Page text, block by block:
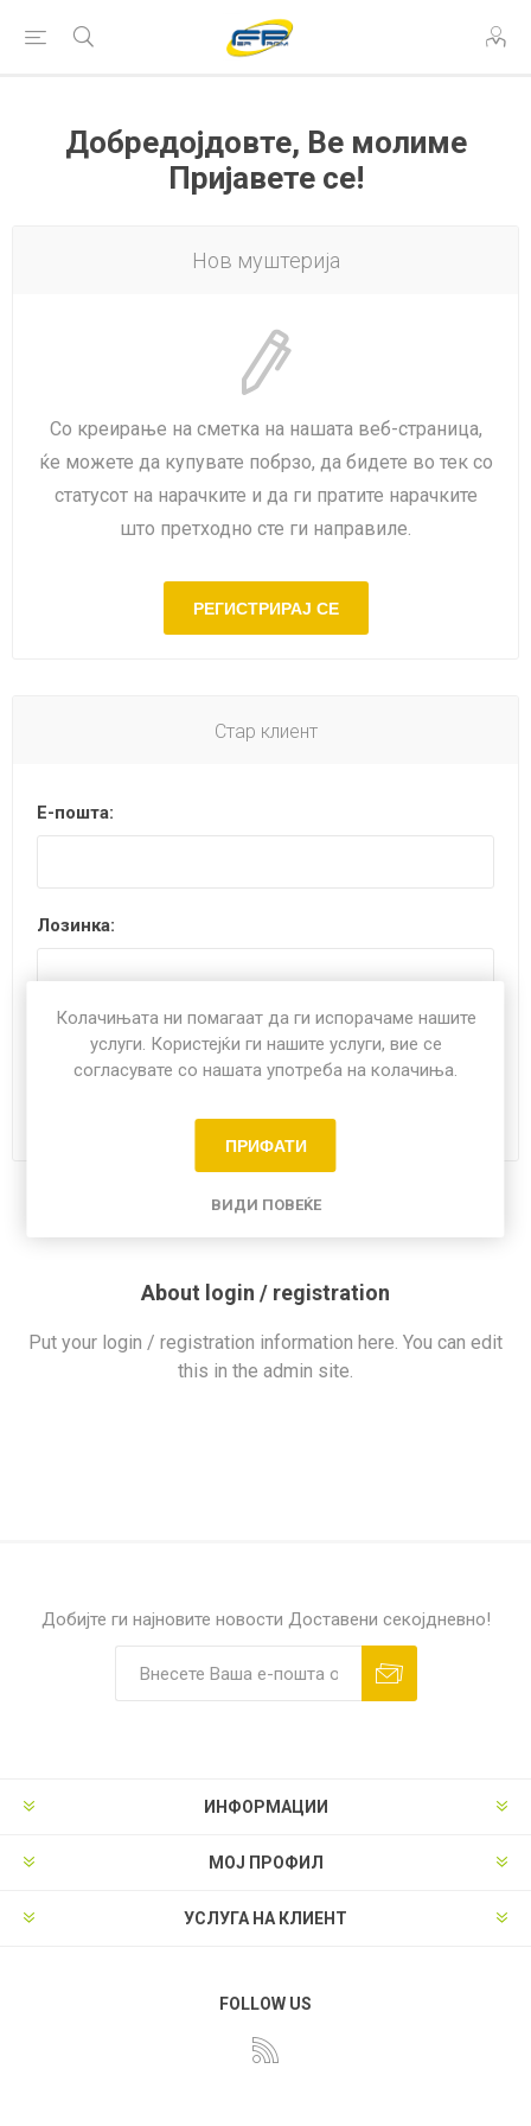
Добредојдовте, Ве молиме
Пријавете се!
Нов муштерија
Со креирање на сметка на нашата веб-страница,
ќе можете да купувате побрзо, да бидете во тек со
статусот на нарачките и да ги пратите нарачките
што претходно сте ги направиле.
Стар клиент
Е-пошта:
Лозинка:
Ја заборави лозинката?
Запомни ме?
About login / registration
Put your login / registration information here. You can edit
this in the admin site.
Добијте ги најновите новости Доставени секојдневно!
ИНФОРМАЦИИ
МОЈ ПРОФИЛ
УСЛУГА НА КЛИЕНТ
FOLLOW US
Колачињата ни помагаат да ги испорачаме нашите
услуги. Користејќи ги нашите услуги, вие се
согласувате со нашата употреба на колачиња.
ПРИФАТИ
ВИДИ ПОВЕЌЕ